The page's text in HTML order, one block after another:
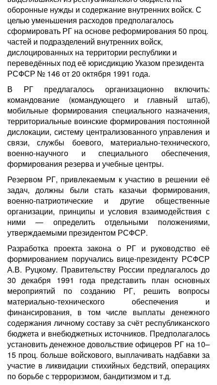
оборонные нужды и содержание внутренних войск. С
целью уменьшения расходов предполагалось
сформировать РГ на основе реформирования 50 проц.
частей и подразделений внутренних войск,
дислоцированных на территории республики и
переведённых под её юрисдикцию Указом президента
РСФСР № 146 от 20 октября 1991 года.
В РГ предлагалось организационно включить:
командование (командующего и главный штаб),
мобильные формирования специального назначения,
территориальные воинские формирования постоянной
дислокации, систему централизованного управления и
связи, службы боевого, материально-технического,
военно-научного и специального обеспечения,
формирования резерва и учебные центры.
Резервом РГ, привлекаемым к участию в решении её
задач, должны были стать казачьи формирования,
военно-патриотические и другие общественные
организации, принципы и условия взаимодействия с
ними — определить отдельными положениями,
утверждаемыми президентом РСФСР.
Разработка проекта закона о РГ и руководство её
формированием поручались вице-президенту РСФСР
А.В. Руцкому. Правительству России предлагалось до
30 декабря 1991 года представить план основных
мероприятий по созданию РГ, решить вопросы
материально-технического обеспечения и
финансирования, в том числе выплаты денежного
содержания личному составу за счёт республиканского
бюджета и внебюджетных источников. Предполагалось
установить денежное довольствие офицеров РГ на 10–
15 проц. больше войскового, выплачивать надбавки за
участие в ликвидации стихийных бедствий, операциях
по борьбе с терроризмом, бандитизмом и т.д.